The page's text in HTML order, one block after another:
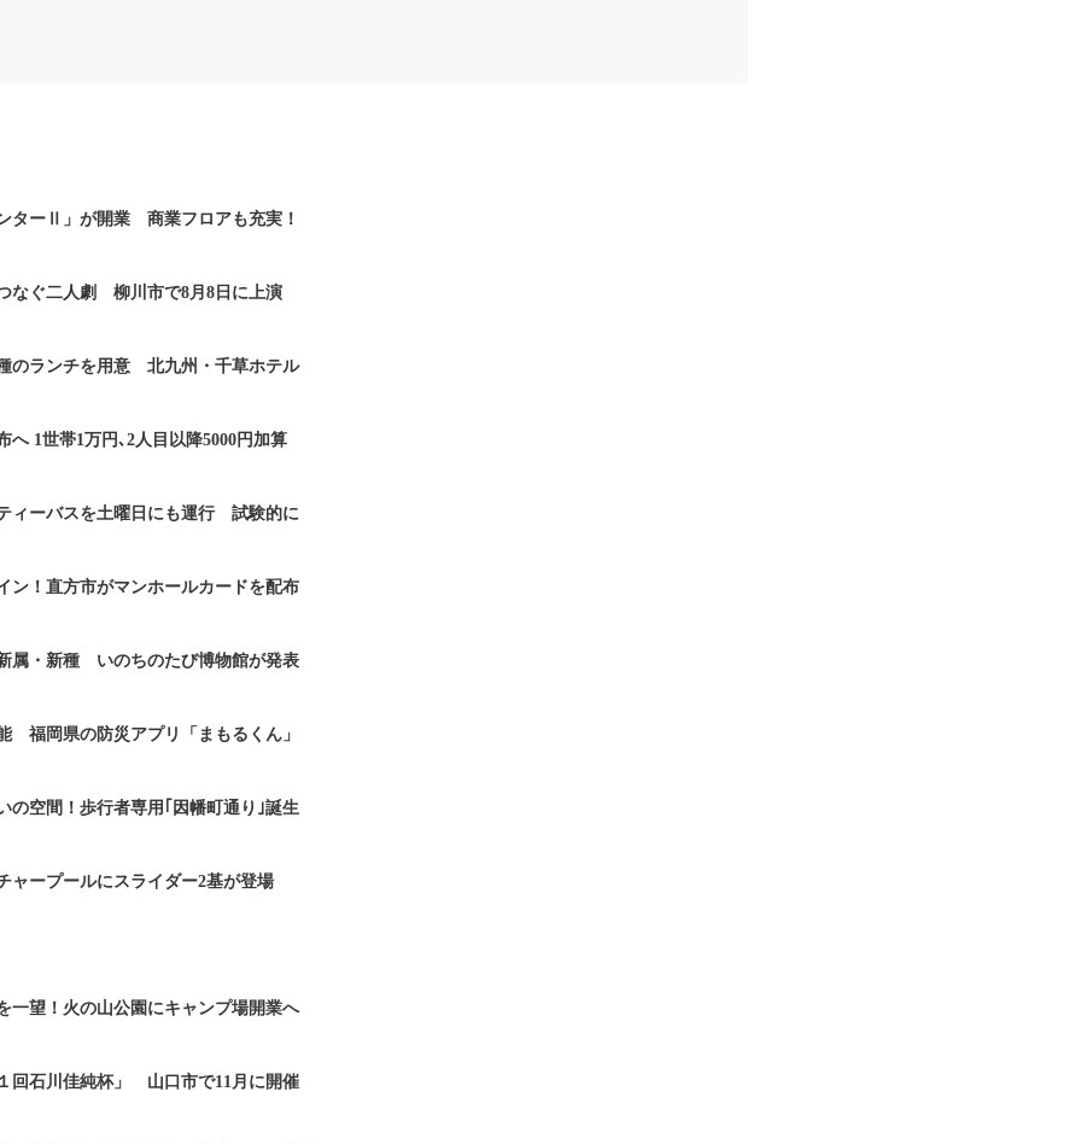
ターⅡ」が開業 商業フロアも充実！
なぐ二人劇 柳川市で8月8日に上演
のランチを用意 北九州・千草ホテル
へ 1世帯1万円､2人目以降5000円加算
ィーバスを土曜日にも運行 試験的に
ン！直方市がマンホールカードを配布
属・新種 いのちのたび博物館が発表
福岡県の防災アプリ「まもるくん」
の空間！歩行者専用｢因幡町通り｣誕生
ャープールにスライダー2基が登場
一望！火の山公園にキャンプ場開業へ
回石川佳純杯」 山口市で11月に開催